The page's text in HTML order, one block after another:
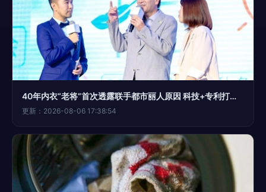
40年内衣“老将”首次透露联手都市丽人原因 科技+专利打造独家产品
更新：2026-08-06 17:38:54